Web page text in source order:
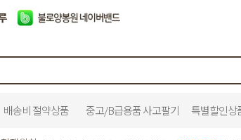
배송비 절약상품 중고/B급용품 사고팔기 특별할인상